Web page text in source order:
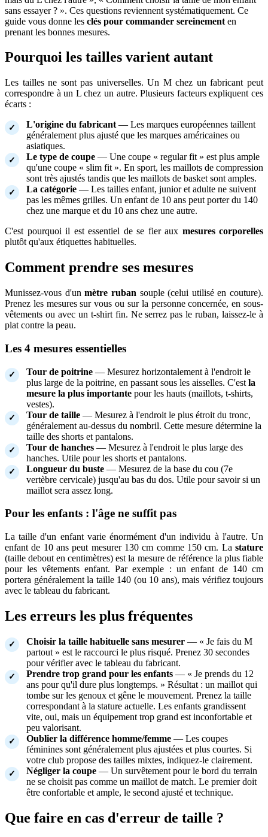
sans essayer ? ». Ces questions reviennent systématiquement. Ce
guide vous donne les clés pour commander sereinement en
prenant les bonnes mesures.
Pourquoi les tailles varient autant
Les tailles ne sont pas universelles. Un M chez un fabricant peut
correspondre à un L chez un autre. Plusieurs facteurs expliquent ces
écarts :
L'origine du fabricant — Les marques européennes taillent
généralement plus ajusté que les marques américaines ou
asiatiques.
Le type de coupe — Une coupe « regular fit » est plus ample
qu'une coupe « slim fit ». En sport, les maillots de compression
sont très ajustés tandis que les maillots de basket sont amples.
La catégorie — Les tailles enfant, junior et adulte ne suivent
pas les mêmes grilles. Un enfant de 10 ans peut porter du 140
chez une marque et du 10 ans chez une autre.
C'est pourquoi il est essentiel de se fier aux mesures corporelles
plutôt qu'aux étiquettes habituelles.
Comment prendre ses mesures
Munissez-vous d'unmètre ruban souple (celui utilisé en couture).
Prenez les mesures sur vous ou sur la personne concernée, en sous-
vêtements ou avec un t-shirt fin. Ne serrez pas le ruban, laissez-le à
plat contre la peau.
Les 4 mesures essentielles
Tour de poitrine — Mesurez horizontalement à l'endroit le
plus large de la poitrine, en passant sous les aisselles. C'est la
mesure la plus importante pour les hauts (maillots, t-shirts,
vestes).
Tour de taille — Mesurez à l'endroit le plus étroit du tronc,
généralement au-dessus du nombril. Cette mesure détermine la
taille des shorts et pantalons.
Tour de hanches — Mesurez à l'endroit le plus large des
hanches. Utile pour les shorts et pantalons.
Longueur du buste — Mesurez de la base du cou (7e
vertèbre cervicale) jusqu'au bas du dos. Utile pour savoir si un
maillot sera assez long.
Pour les enfants : l'âge ne suffit pas
La taille d'un enfant varie énormément d'un individu à l'autre. Un
enfant de 10 ans peut mesurer 130 cm comme 150 cm. La stature
(taille debout en centimètres) est la mesure de référence la plus fiable
pour les vêtements enfant. Par exemple : un enfant de 140 cm
portera généralement la taille 140 (ou 10 ans), mais vérifiez toujours
avec le tableau du fabricant.
Les erreurs les plus fréquentes
Choisir la taille habituelle sans mesurer — « Je fais du M
partout » est le raccourci le plus risqué. Prenez 30 secondes
pour vérifier avec le tableau du fabricant.
Prendre trop grand pour les enfants — « Je prends du 12
ans pour qu'il dure plus longtemps. » Résultat : un maillot qui
tombe sur les genoux et gêne le mouvement. Prenez la taille
correspondant à la stature actuelle. Les enfants grandissent
vite, oui, mais un équipement trop grand est inconfortable et
peu valorisant.
Oublier la différence homme/femme — Les coupes
féminines sont généralement plus ajustées et plus courtes. Si
votre club propose des tailles mixtes, indiquez-le clairement.
Négliger la coupe — Un survêtement pour le bord du terrain
ne se choisit pas comme un maillot de match. Le premier doit
être confortable et ample, le second ajusté et technique.
Que faire en cas d'erreur de taille ?